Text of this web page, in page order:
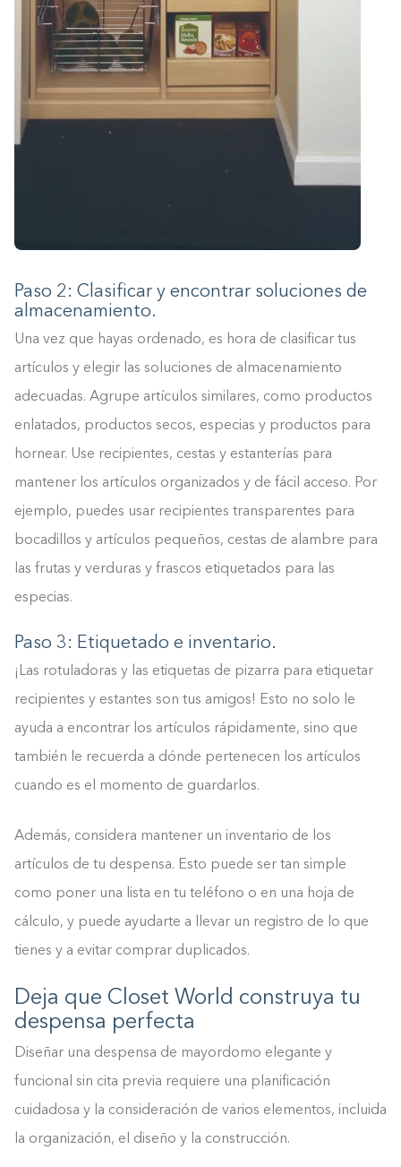
Paso 2: Clasificar y encontrar soluciones de
almacenamiento.
Una vez que hayas ordenado, es hora de clasificar tus
artículos y elegir las soluciones de almacenamiento
adecuadas. Agrupe artículos similares, como productos
enlatados, productos secos, especias y productos para
hornear. Use recipientes, cestas y estanterías para
mantener los artículos organizados y de fácil acceso. Por
ejemplo, puedes usar recipientes transparentes para
bocadillos y artículos pequeños, cestas de alambre para
las frutas y verduras y frascos etiquetados para las
especias.
Paso 3: Etiquetado e inventario.
¡Las rotuladoras y las etiquetas de pizarra para etiquetar
recipientes y estantes son tus amigos! Esto no solo le
ayuda a encontrar los artículos rápidamente, sino que
también le recuerda a dónde pertenecen los artículos
cuando es el momento de guardarlos.
Además, considera mantener un inventario de los
artículos de tu despensa. Esto puede ser tan simple
como poner una lista en tu teléfono o en una hoja de
cálculo, y puede ayudarte a llevar un registro de lo que
tienes y a evitar comprar duplicados.
Deja que Closet World construya tu
despensa perfecta
Diseñar una despensa de mayordomo elegante y
funcional sin cita previa requiere una planificación
cuidadosa y la consideración de varios elementos, incluida
la organización, el diseño y la construcción.